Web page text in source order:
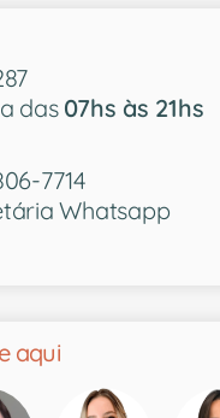
das07hs às 21hs
7714
Whatsapp
aqui